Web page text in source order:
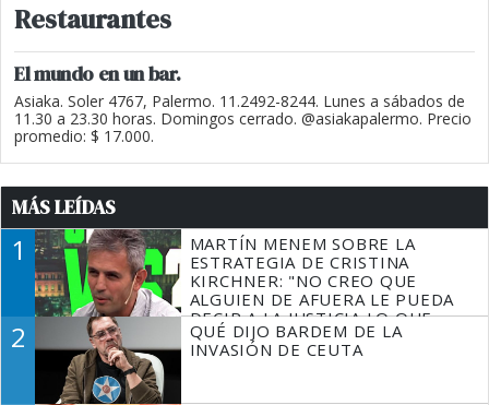
Restaurantes
El mundo en un bar.
Asiaka. Soler 4767, Palermo. 11.2492-8244. Lunes a sábados de
11.30 a 23.30 horas. Domingos cerrado. @asiakapalermo. Precio
promedio: $ 17.000.
MÁS LEÍDAS
1
MARTÍN MENEM SOBRE LA
ESTRATEGIA DE CRISTINA
KIRCHNER: "NO CREO QUE
ALGUIEN DE AFUERA LE PUEDA
DECIR A LA JUSTICIA LO QUE
TIENE QUE HACER"
2
QUÉ DIJO BARDEM DE LA
INVASIÓN DE CEUTA